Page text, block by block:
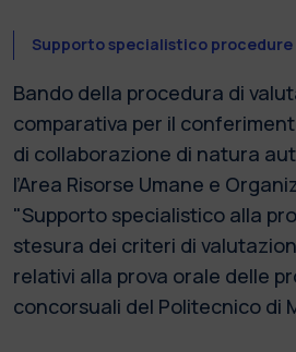
Supporto specialistico
Bando della procedura di
comparativa per il
di collaborazione di natura
l’Area Risorse Umane e
"Supporto specialistico alla
stesura dei criteri di
relativi alla prova orale delle
concorsuali del Politecnico di